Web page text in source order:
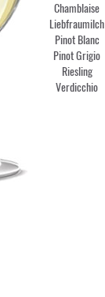
Chamblaise
Liebfraumilch
Pinot Blanc
Pinot Grigio
Riesling
Verdicchio